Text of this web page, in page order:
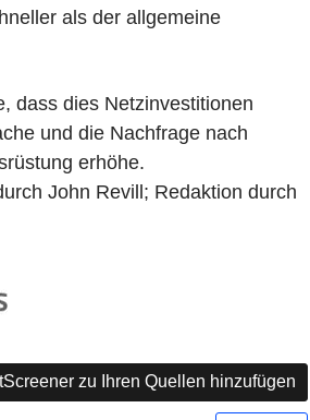
als der allgemeine
dass dies Netzinvestitionen
und die Nachfrage nach
erhöhe.
John Revill; Redaktion durch
zu Ihren Quellen hinzufügen